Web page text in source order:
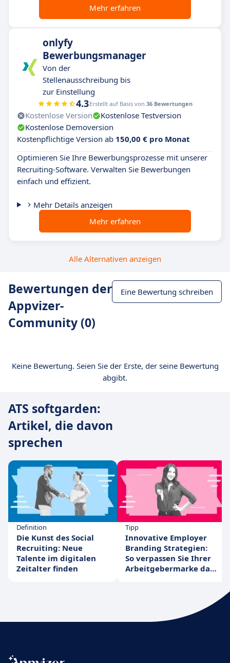
Mehr erfahren
onlyfy
Bewerbungsmanager
Von der
Stellenausschreibung bis
zur Einstellung
4.3Erstellt auf Basis von 36 Bewertungen
Kostenlose Version
Kostenlose Testversion
Kostenlose Demoversion
Kostenpflichtige Version ab 150,00 € pro Monat
Optimieren Sie Ihre Bewerbungsprozesse mit unserer
Recruiting-Software. Verwalten Sie Bewerbungen
einfach und effizient.
Mehr Details anzeigen
Mehr erfahren
Alle Alternativen anzeigen
Bewertungen der
Appvizer-
Community (0)
Eine Bewertung schreiben
Keine Bewertung. Seien Sie der Erste, der seine Bewertung
abgibt.
ATS softgarden:
Artikel, die davon
sprechen
Definition
Die Kunst des Social
Recruiting: Neue
Talente im digitalen
Zeitalter finden
Tipp
Innovative Employer
Branding Strategien:
So verpassen Sie Ihrer
Arbeitgebermarke das